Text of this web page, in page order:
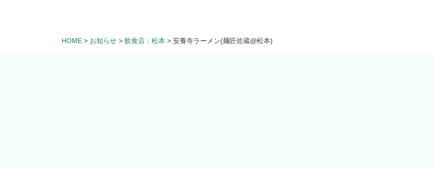
HOME > お知らせ > 飲食店：松本 > 安養寺ラーメン(麺匠佐蔵@松本)